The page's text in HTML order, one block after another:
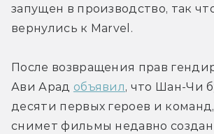
запущен в производство, так
вернулись к Marvel.
После возвращения прав
Ави Арад объявил, что Шан-Чи
десяти первых героев и
снимет фильмы недавно